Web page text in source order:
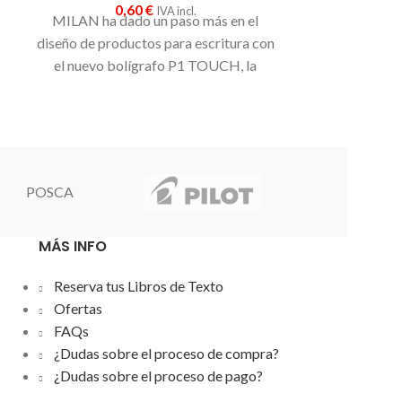
0,60€ IVA incl.
MILAN ha dado un paso más en el
diseño de productos para escritura con
el nuevo bolígrafo P1 TOUCH, la
tacto de goma
mismo color de la tinta.
POSCA
MÁS INFO
Reserva tus Libros de Texto
Ofertas
FAQs
¿Dudas sobre el proceso de compra?
¿Dudas sobre el proceso de pago?